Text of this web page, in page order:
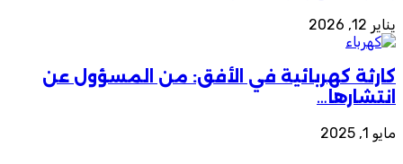
يناير 12, 2026
كارثة كهربائية في الأفق: من المسؤول عن
انتشارها…
مايو 1, 2025